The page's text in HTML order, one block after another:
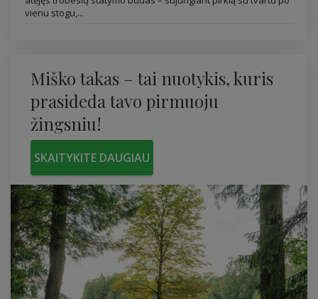
vienu stogu,...
Miško takas – tai nuotykis, kuris
prasideda tavo pirmuoju
žingsniu!
SKAITYKITE DAUGIAU